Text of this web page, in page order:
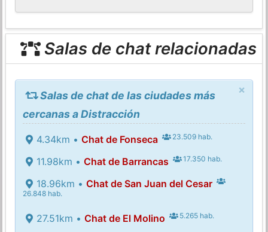
Salas de chat relacionadas
×
Salas de chat de las ciudades más
cercanas a Distracción
4.34km • Chat de Fonseca 23.509 hab.
11.98km • Chat de Barrancas 17.350 hab.
18.96km • Chat de San Juan del Cesar
26.848 hab.
27.51km • Chat de El Molino 5.265 hab.